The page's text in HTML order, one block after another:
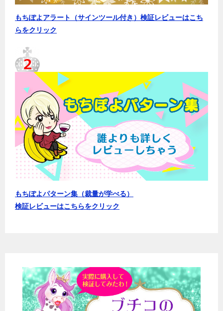
もちぽよアラート（サインツール付き）検証レビューはこち
らをクリック
もちぽよパターン集（裁量が学べる）
検証レビューはこちらをクリック